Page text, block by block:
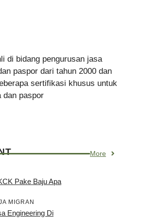
di bidang pengurusan jasa
paspor dari tahun 2000 dan
sertifikasi khusus untuk
dan paspor
More
Pake Baju Apa
MIGRAN
Engineering Di